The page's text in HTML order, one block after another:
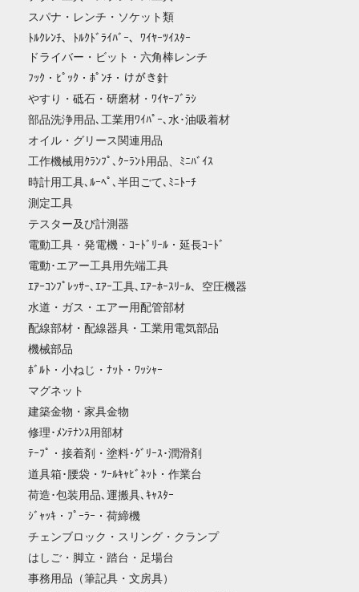
スパナ・レンチ・ソケット類
ﾄﾙｸﾚﾝﾁ、ﾄﾙｸﾄﾞﾗｲﾊﾞｰ、ﾜｲﾔｰﾂｲｽﾀｰ
ドライバー・ビット・六角棒レンチ
ﾌｯｸ・ﾋﾟｯｸ・ﾎﾟﾝﾁ・けがき針
やすり・砥石・研磨材・ﾜｲﾔｰﾌﾞﾗｼ
部品洗浄用品､工業用ﾜｲﾊﾟｰ､水･油吸着材
オイル・グリース関連用品
工作機械用ｸﾗﾝﾌﾟ､ｸｰﾗﾝﾄ用品、ﾐﾆﾊﾞｲｽ
時計用工具､ﾙｰﾍﾟ､半田ごて､ﾐﾆﾄｰﾁ
測定工具
テスター及び計測器
電動工具・発電機・ｺｰﾄﾞﾘｰﾙ・延長ｺｰﾄﾞ
電動･エアー工具用先端工具
ｴｱｰｺﾝﾌﾟﾚｯｻｰ､ｴｱｰ工具､ｴｱｰﾎｰｽﾘｰﾙ、空圧機器
水道・ガス・エアー用配管部材
配線部材・配線器具・工業用電気部品
機械部品
ﾎﾞﾙﾄ・小ねじ・ﾅｯﾄ・ﾜｯｼｬｰ
マグネット
建築金物・家具金物
修理･ﾒﾝﾃﾅﾝｽ用部材
ﾃｰﾌﾟ・接着剤・塗料･ｸﾞﾘｰｽ･潤滑剤
道具箱･腰袋・ﾂｰﾙｷｬﾋﾞﾈｯﾄ・作業台
荷造･包装用品､運搬具､ｷｬｽﾀｰ
ｼﾞｬｯｷ・ﾌﾟｰﾗｰ・荷締機
チェンブロック・スリング・クランプ
はしご・脚立・踏台・足場台
事務用品（筆記具・文房具）